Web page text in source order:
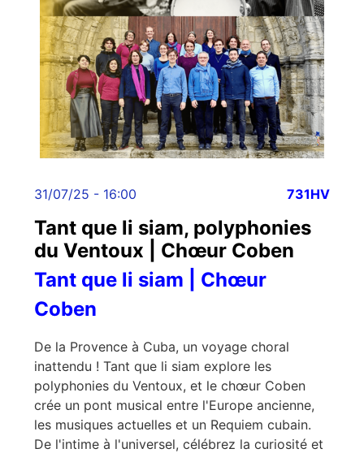
31/07/25 - 16:00 731HV
Tant que li siam, polyphonies
du Ventoux | Chœur Coben
Tant que li siam | Chœur
Coben
De la Provence à Cuba, un voyage choral
inattendu ! Tant que li siam explore les
polyphonies du Ventoux, et le chœur Coben
crée un pont musical entre l'Europe ancienne,
les musiques actuelles et un Requiem cubain.
De l'intime à l'universel, célébrez la curiosité et